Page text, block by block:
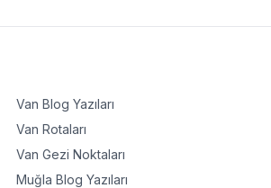
Van Blog Yazıları
Van Rotaları
Van Gezi Noktaları
Muğla Blog Yazıları